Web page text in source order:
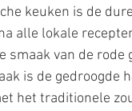
keuken is de
alle lokale
smaak van de rode
is de gedroogde
het traditionele